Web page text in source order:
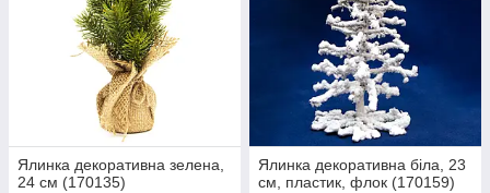
Ялинка декоративна зелена,
24 см (170135)
Ялинка декоративна біла, 23
см, пластик, флок (170159)